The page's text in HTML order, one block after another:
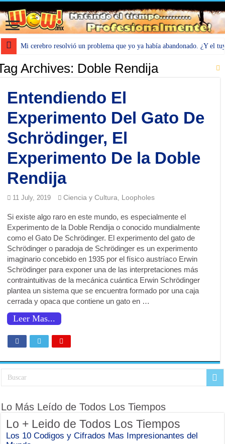
Mi cerebro resolvió un problema que yo ya había abandonado. ¿Y el
Archives: Doble Rendija
Entendiendo El
Experimento Del Gato De
Schrödinger, El
Experimento De la Doble
Rendija
11 July, 2019 Ciencia y Cultura, Loopholes
Si existe algo raro en este mundo, es especialmente el
Experimento de la Doble Rendija o conocido mundialmente
como el Gato De Schrödinger. El experimento del gato de
Schrödinger o paradoja de Schrödinger es un experimento
imaginario concebido en 1935 por el físico austríaco Erwin
Schrödinger para exponer una de las interpretaciones más
contraintuitivas de la mecánica cuántica Erwin Schrödinger
plantea un sistema que se encuentra formado por una caja
cerrada y opaca que contiene un gato en …
Leer Mas...
Lo Más Leído de Todos Los Tiempos
Lo + Leido de Todos Los Tiempos
Los 10 Codigos y Cifrados Mas Impresionantes del